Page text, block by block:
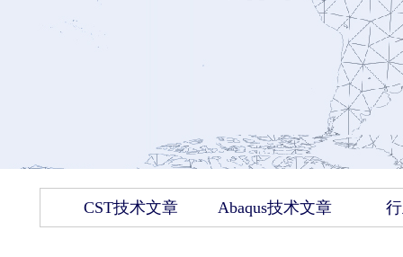
CST技术文章 Abaqus技术文章